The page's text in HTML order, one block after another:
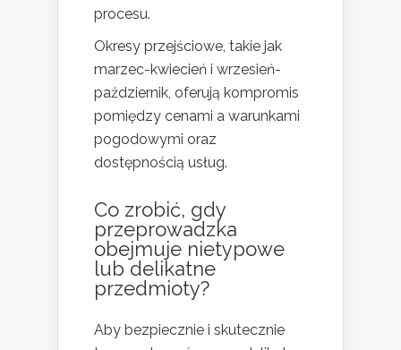
procesu.
Okresy przejściowe, takie jak
marzec-kwiecień i wrzesień-
październik, oferują kompromis
pomiędzy cenami a warunkami
pogodowymi oraz
dostępnością usług.
Co zrobić, gdy
przeprowadzka
obejmuje nietypowe
lub delikatne
przedmioty?
Aby bezpiecznie i skutecznie